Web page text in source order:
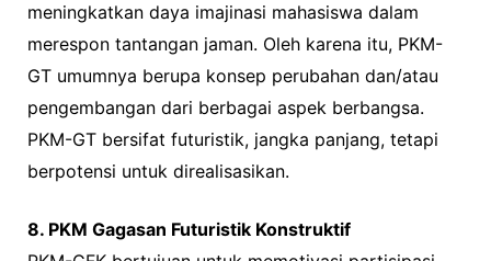
meningkatkan daya imajinasi mahasiswa dalam
merespon tantangan jaman. Oleh karena itu, PKM-
GT umumnya berupa konsep perubahan dan/atau
pengembangan dari berbagai aspek berbangsa.
PKM-GT bersifat futuristik, jangka panjang, tetapi
berpotensi untuk direalisasikan.
8. PKM Gagasan Futuristik Konstruktif